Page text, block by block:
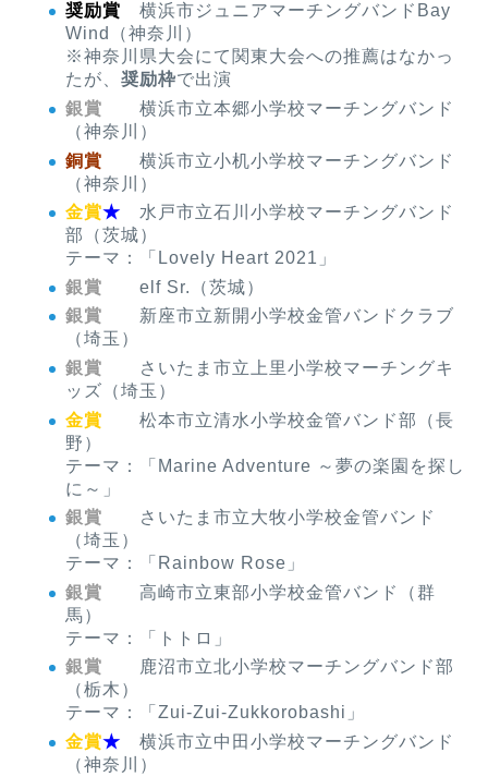
奨励賞 横浜市ジュニアマーチングバンドBay
Wind（神奈川）
※神奈川県大会にて関東大会への推薦はなかっ
たが、 奨励枠で出演
銀賞 横浜市立本郷小学校マーチングバンド
（神奈川）
銅賞 横浜市立小机小学校マーチングバンド
（神奈川）
金賞★ 水戸市立石川小学校マーチングバンド
部（茨城）
テーマ：「Lovely Heart 2021」
銀賞 elf Sr.（茨城）
銀賞 新座市立新開小学校金管バンドクラブ
（埼玉）
銀賞
さいたま市立上里小学校マーチングキ
ッズ（埼玉）
金賞
松本市立清水小学校金管バンド部（長
野）
テーマ：「Marine Adventure ～夢の楽園を探し
に～」
銀賞
さいたま市立大牧小学校金管バンド
（埼玉）
テーマ：「Rainbow Rose」
銀賞 高崎市立東部小学校金管バンド（群
馬）
テーマ：「トトロ」
銀賞
鹿沼市立北小学校マーチングバンド部
（栃木）
テーマ：「Zui-Zui-Zukkorobashi」
金賞★ 横浜市立中田小学校マーチングバンド
（神奈川）